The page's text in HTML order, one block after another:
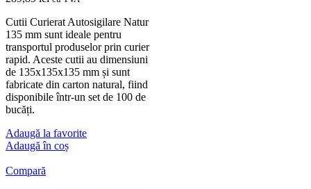
Cutii Curierat Autosigilare Natur
135 mm sunt ideale pentru
transportul produselor prin curier
rapid. Aceste cutii au dimensiuni
de 135x135x135 mm și sunt
fabricate din carton natural, fiind
disponibile într-un set de 100 de
bucăți.
Adaugă la favorite
Adaugă în coș
Compară